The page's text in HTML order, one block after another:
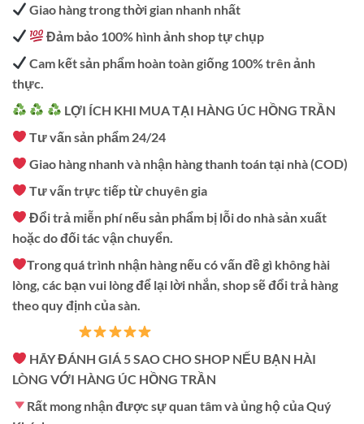
Giao hàng trong thời gian nhanh nhất
Đảm bảo 100% hình ảnh shop tự chụp
Cam kết sản phẩm hoàn toàn giống 100% trên ảnh
thực.
LỢI ÍCH KHI MUA TẠI HÀNG ÚC HỒNG TRẦN
Tư vấn sản phẩm 24/24
Giao hàng nhanh và nhận hàng thanh toán tại nhà (COD)
Tư vấn trực tiếp từ chuyên gia
Đổi trả miễn phí nếu sản phẩm bị lỗi do nhà sản xuất
hoặc do đối tác vận chuyển.
Trong quá trình nhận hàng nếu có vấn đề gì không hài
lòng, các bạn vui lòng để lại lời nhắn, shop sẽ đổi trả hàng
theo quy định của sàn.
HÃY ĐÁNH GIÁ 5 SAO CHO SHOP NẾU BẠN HÀI
LÒNG VỚI HÀNG ÚC HỒNG TRẦN
Rất mong nhận được sự quan tâm và ủng hộ của Quý